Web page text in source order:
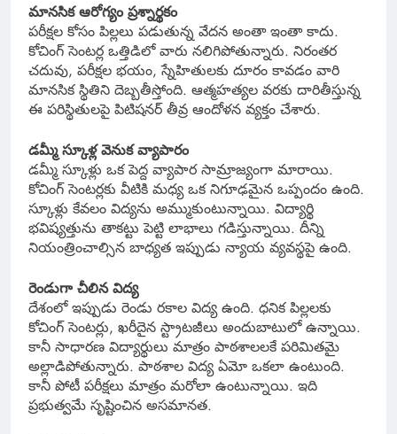
మానసిక ఆరోగ్యం ప్రశ్నార్థకం
పరీక్షల కోసం పిల్లలు పడుతున్న వేదన అంతా ఇంతా కాదు.
కోచింగ్ సెంటర్ల ఒత్తిడిలో వారు నలిగిపోతున్నారు. నిరంతర
చదువు, పరీక్షల భయం, స్నేహితులకు దూరం కావడం వారి
మానసిక స్థితిని దెబ్బతీస్తోంది. ఆత్మహత్యల వరకు దారితీస్తున్న
ఈ పరిస్థితులపై పిటిషనర్ తీవ్ర ఆందోళన వ్యక్తం చేశారు.
డమ్మీ స్కూళ్ల వెనుక వ్యాపారం
డమ్మీ స్కూళ్లు ఒక పెద్ద వ్యాపార సామ్రాజ్యంగా మారాయి.
కోచింగ్ సెంటర్లకు వీటికి మధ్య ఒక నిగూఢమైన ఒప్పందం ఉంది.
స్కూళ్లు కేవలం విద్యను అమ్ముకుంటున్నాయి. విద్యార్థి
భవిష్యత్తును తాకట్టు పెట్టి లాభాలు గడిస్తున్నాయి. దీన్ని
నియంత్రించాల్సిన బాధ్యత ఇప్పుడు న్యాయ వ్యవస్థపై ఉంది.
రెండుగా చీలిన విద్య
దేశంలో ఇప్పుడు రెండు రకాల విద్య ఉంది. ధనిక పిల్లలకు
కోచింగ్ సెంటర్లు, ఖరీదైన స్ట్రాటజీలు అందుబాటులో ఉన్నాయి.
కానీ సాధారణ విద్యార్థులు మాత్రం పాఠశాలలకే పరిమితమై
అల్లాడిపోతున్నారు. పాఠశాల విద్య ఏమో ఒకలా ఉంటుంది.
కానీ పోటీ పరీక్షలు మాత్రం మరోలా ఉంటున్నాయి. ఇది
ప్రభుత్వమే సృష్టించిన అసమానత.